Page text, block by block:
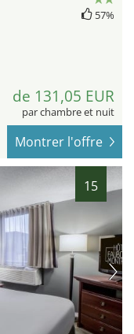
57%
de 131,05 EUR
par chambre et nuit
Montrer l'offre
15